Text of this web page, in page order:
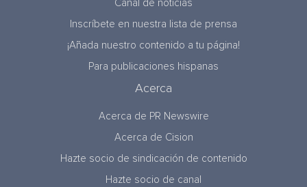
Canal de noticias
Inscríbete en nuestra lista de prensa
¡Añada nuestro contenido a tu página!
Para publicaciones hispanas
Acerca
Acerca de PR Newswire
Acerca de Cision
Hazte socio de sindicación de contenido
Hazte socio de canal